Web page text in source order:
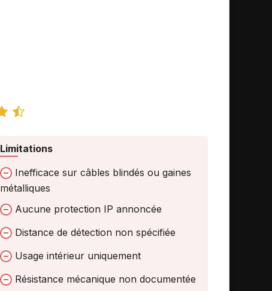
Limitations
Inefficace sur câbles blindés ou gaines
métalliques
Aucune protection IP annoncée
Distance de détection non spécifiée
Usage intérieur uniquement
Résistance mécanique non documentée